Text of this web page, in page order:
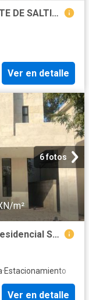
DEPARTAMENTOS DE LUJO AL NORTE DE SALTILLO
Ver en detalle
6 fotos
m²
Se vende hermosa casa nueva en Residencial San Alberto
·Estacionamiento
Ver en detalle